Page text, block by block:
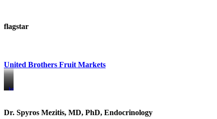
flagstar
United Brothers Fruit Markets
https://www.unitedbrothersfruitmarkets.com/
https://www.unitedbrothersfruitmarkets.com/
Dr. Spyros Mezitis, MD, PhD, Endocrinology